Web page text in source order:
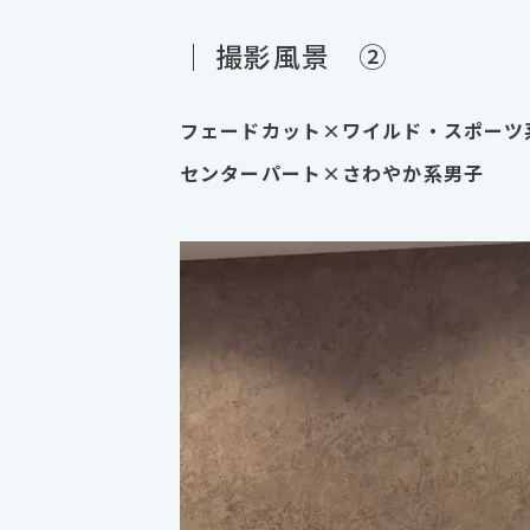
｜ 撮影風景 ②
フェードカット×ワイルド・スポーツ
センターパート×さわやか系男子
動
プ
レ
ー
ヤ
ー